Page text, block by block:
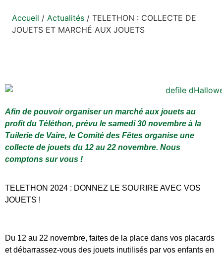
Accueil / Actualités / TELETHON : COLLECTE DE
JOUETS ET MARCHÉ AUX JOUETS
Afin de pouvoir organiser un marché aux jouets au
profit du Téléthon, prévu le samedi 30 novembre à la
Tuilerie de Vaire, le Comité des Fêtes organise une
collecte de jouets du 12 au 22 novembre. Nous
comptons sur vous !
TELETHON 2024 : DONNEZ LE SOURIRE AVEC VOS
JOUETS !
Du 12 au 22 novembre, faites de la place dans vos placards
et débarrassez-vous des jouets inutilisés par vos enfants en